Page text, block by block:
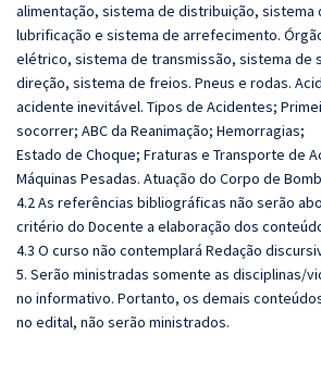
alimentação, sistema de distribuição, sistema
lubrificação e sistema de arrefecimento.
elétrico, sistema de transmissão, sistema de
direção, sistema de freios. Pneus e rodas.
acidente inevitável. Tipos de Acidentes;
socorrer; ABC da Reanimação; Hemorragias;
Estado de Choque; Fraturas e Transporte de
Máquinas Pesadas. Atuação do Corpo de
4.2 As referências bibliográficas não serão
critério do Docente a elaboração dos
4.3 O curso não contemplará Redação
5. Serão ministradas somente as disciplinas/
no informativo. Portanto, os demais
no edital, não serão ministrados.